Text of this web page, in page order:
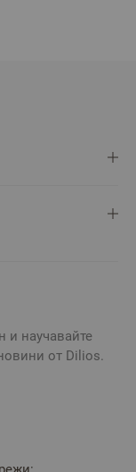
и научавайте
от Dilios.